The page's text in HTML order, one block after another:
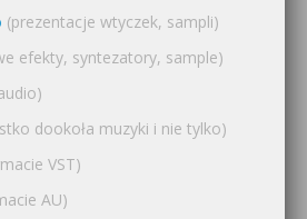
(prezentacje wtyczek, sampli)
efekty, syntezatory, sample)
dookoła muzyki i nie tylko)
VST)
AU)